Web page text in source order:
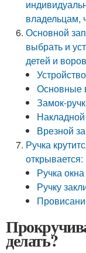
владельцам,
Основной
выбрать и
детей и воров
Основные
Замок-
Врезной
Ручка
Ручка
Ручку
делать?